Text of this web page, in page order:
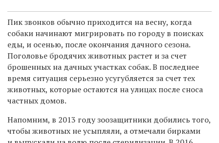
Пик звонков обычно приходится на весну, когда
собаки начинают мигрировать по городу в поисках
еды, и осенью, после окончания дачного сезона.
Поголовье бродячих животных растет и за счет
брошенных на дачных участках собак. В последнее
время ситуация серьезно усугубляется за счет тех
животных, которые остаются на улицах после сноса
частных домов.
Напомним, в 2013 году зоозащитники добились того,
чтобы животных не усыпляли, а отмечали бирками